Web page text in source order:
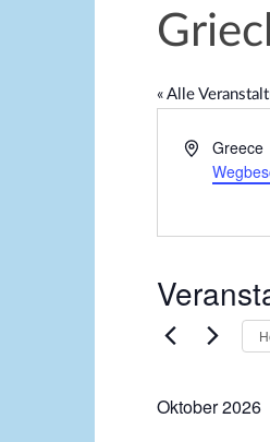
« Alle
A
s
e
Greece
Oktober 2026